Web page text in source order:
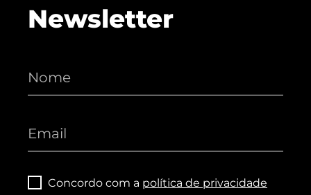
Newsletter
Concordo com a política de privacidade